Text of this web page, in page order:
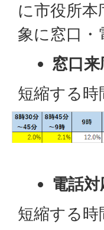
に市役所
象に窓口
窓口
短縮する
電話
短縮する時